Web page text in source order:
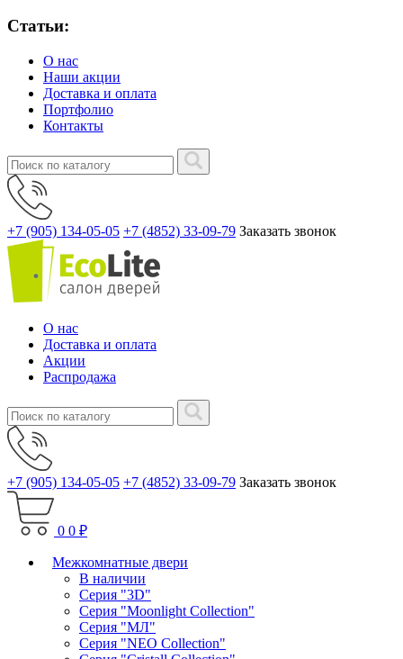
Статьи:
О нас
Наши акции
Доставка и оплата
Портфолио
Контакты
+7 (905) 134-05-05 +7 (4852) 33-09-79 Заказать звонок
О нас
Доставка и оплата
Акции
Распродажа
+7 (905) 134-05-05 +7 (4852) 33-09-79 Заказать звонок
0 0 ₽
Межкомнатные двери
В наличии
Серия "3D"
Серия "Moonlight Collection"
Серия "МЛ"
Серия "NEO Collection"